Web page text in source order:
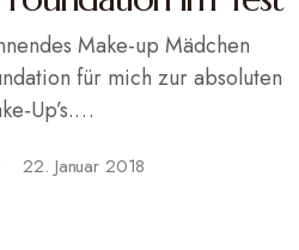
Make-up Mädchen
für mich zur absoluten
Up’s.…
22. Januar 2018